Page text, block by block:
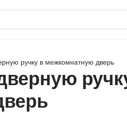
ручку в межкомнатную дверь